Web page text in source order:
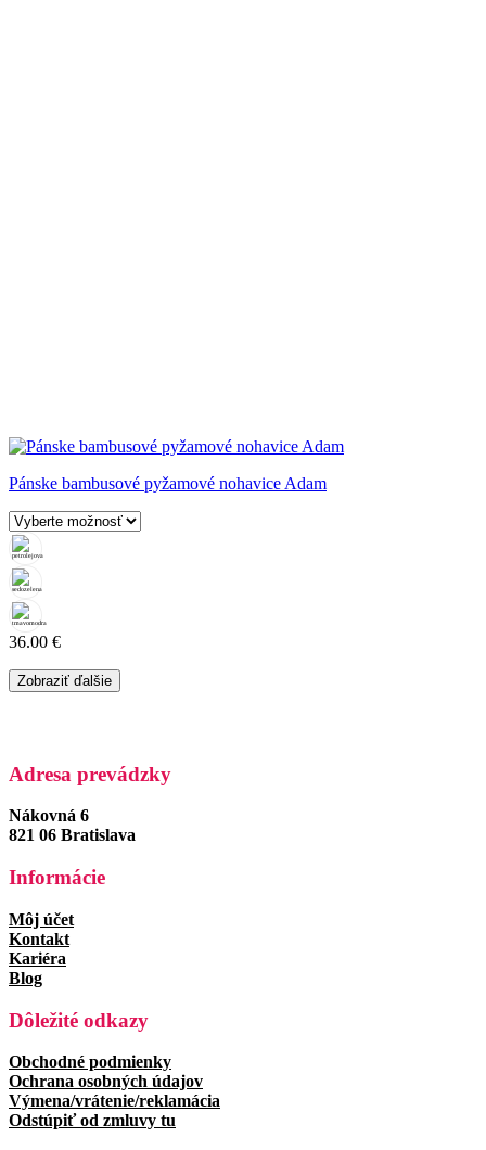
Pánske bambusové pyžamové nohavice Adam
36.00 €
Zobraziť ďalšie
Adresa prevádzky
Nákovná 6
821 06 Bratislava
Informácie
Môj účet
Kontakt
Kariéra
Blog
Dôležité odkazy
Obchodné podmienky
Ochrana osobných údajov
Výmena/vrátenie/reklamácia
Odstúpiť od zmluvy tu